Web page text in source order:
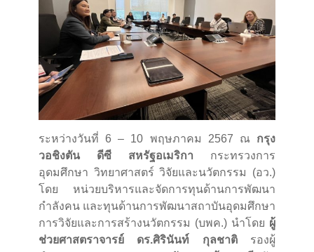
ระหว่างวันที่ 6 – 10 พฤษภาคม 2567 ณ กรุง
วอชิงตัน ดีซี สหรัฐอเมริกา กระทรวงการ
อุดมศึกษา วิทยาศาสตร์ วิจัยและนวัตกรรม (อว.)
โดย หน่วยบริหารและจัดการทุนด้านการพัฒนา
กำลังคน และทุนด้านการพัฒนาสถาบันอุดมศึกษา
การวิจัยและการสร้างนวัตกรรม (บพค.) นำโดย ผู้
ช่วยศาสตราจารย์ ดร.ศิรินันท์ กุลชาติรองผู้